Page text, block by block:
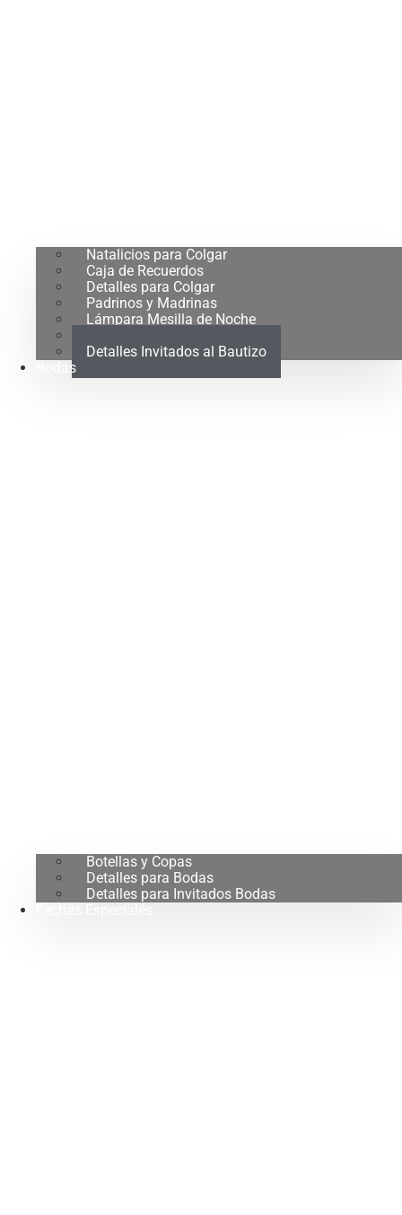
Natalicios para Colgar
Caja de Recuerdos
Detalles para Colgar
Padrinos y Madrinas
Lámpara Mesilla de Noche
Detalles Invitados al Bautizo
Bodas
Botellas y Copas
Detalles para Bodas
Detalles para Invitados Bodas